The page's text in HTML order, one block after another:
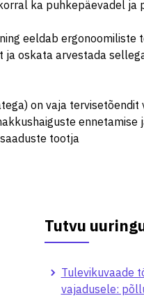
ka puhkepäevadel ja
eeldab ergonoomiliste
oskata arvestada
on vaja tervisetõendit
ennetamise
tootja
Tutvu
Tulevikuvaade
vajadusele: